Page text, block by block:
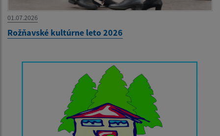
01.07.2026
Rožňavské kultúrne leto 2026